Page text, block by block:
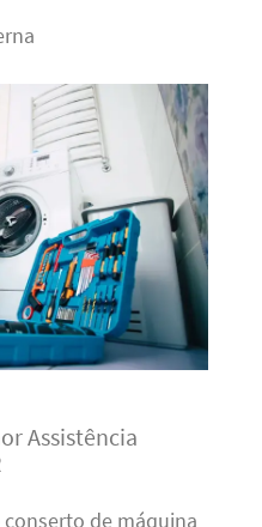
Assistência
de máquina